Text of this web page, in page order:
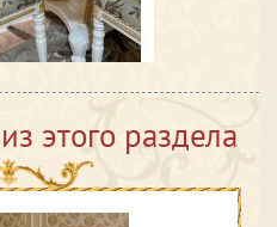
этого раздела